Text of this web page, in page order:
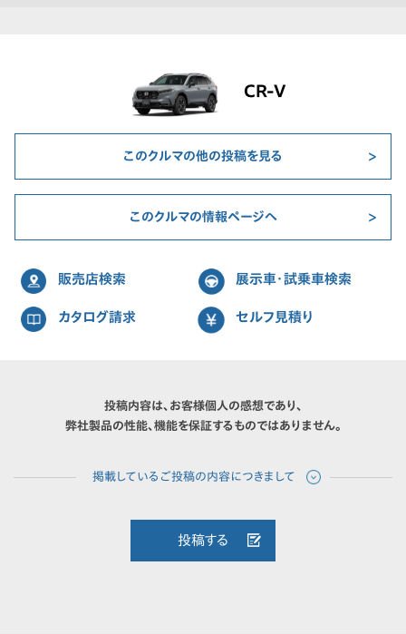
CR-V
このクルマの他の投稿を見る
このクルマの情報ページへ
販売店検索 展示車・試乗車検索
カタログ請求 セルフ見積り
投稿内容は、お客様個人の感想であり、
弊社製品の性能、機能を保証するものではありません。
投稿する